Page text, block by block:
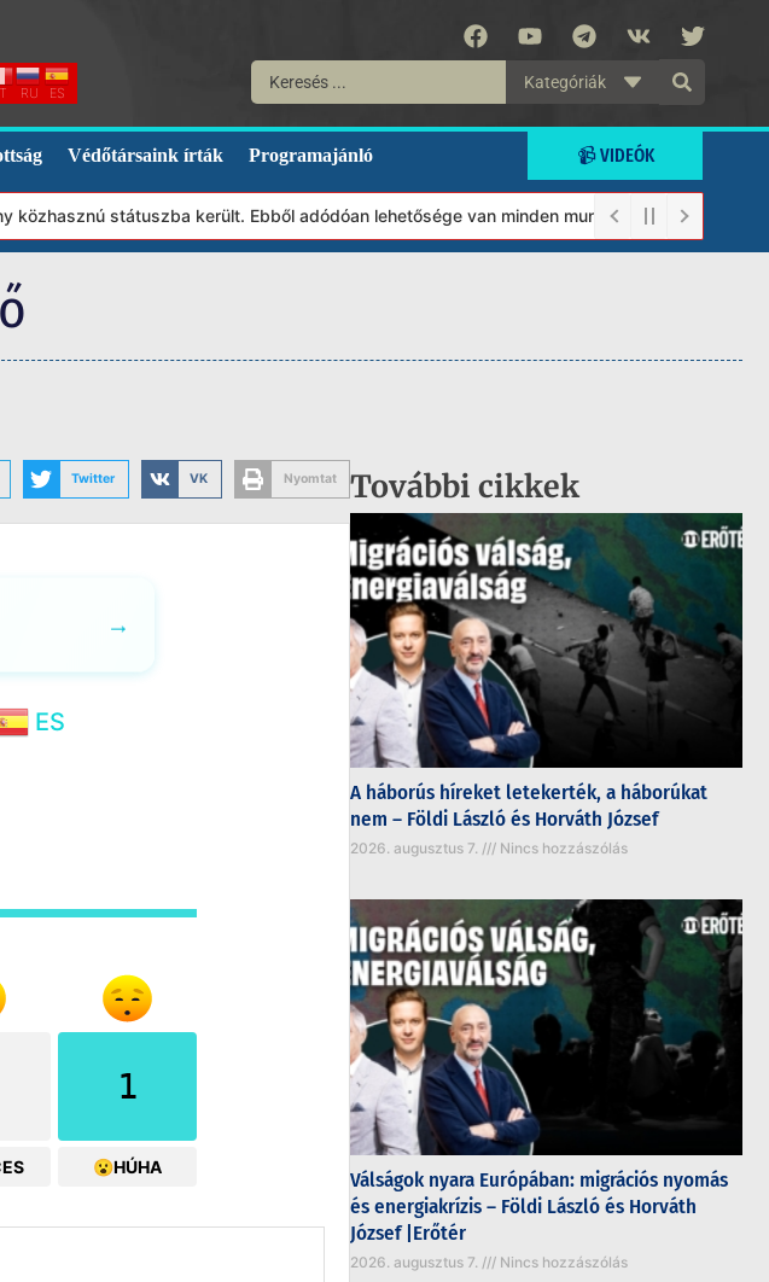
RU ES
Kategóriák
Védőtársaink írták Programajánló 📹 VIDEÓK
státuszba került. Ebből adódóan lehetősége van minden munkánkat segíteni
Twitter VK Nyomtat
→
ES
1
😮HÚHA
További cikkek
A háborús híreket letekerték, a háborúkat
nem – Földi László és Horváth József
2026. augusztus 7. Nincs hozzászólás
Válságok nyara Európában: migrációs nyomás
és energiakrízis – Földi László és Horváth
József |Erőtér
2026. augusztus 7. Nincs hozzászólás